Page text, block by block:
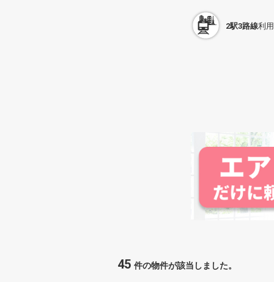
2駅3路線利
45 件の物件が該当しました。